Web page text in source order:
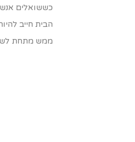
כששואלים
הבית חייב
ממש מתחת